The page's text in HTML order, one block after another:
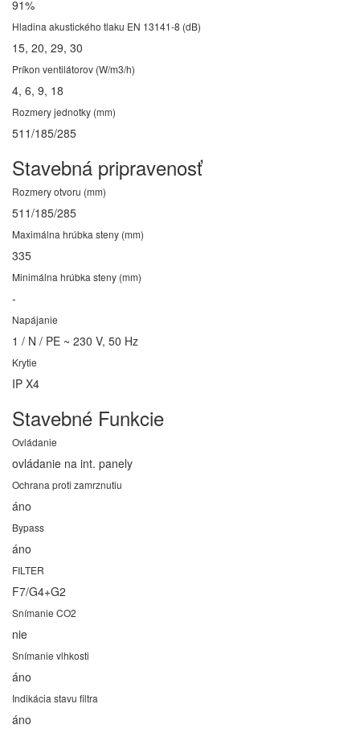
91%
Hladina akustického tlaku EN 13141-8 (dB)
15, 20, 29, 30
Príkon ventilátorov (W/m3/h)
4, 6, 9, 18
Rozmery jednotky (mm)
511/185/285
Stavebná pripravenosť
Rozmery otvoru (mm)
511/185/285
Maximálna hrúbka steny (mm)
335
Minimálna hrúbka steny (mm)
-
Napájanie
1 / N / PE ~ 230 V, 50 Hz
Krytie
IP X4
Stavebné Funkcie
Ovládanie
ovládanie na int. panely
Ochrana proti zamrznutiu
áno
Bypass
áno
FILTER
F7/G4+G2
Snímanie CO2
nie
Snímanie vlhkosti
áno
Indikácia stavu filtra
áno